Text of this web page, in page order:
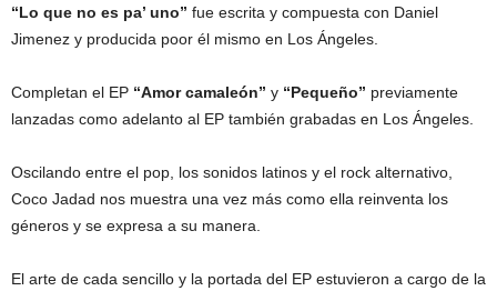
“Lo que no es pa’ uno” fue escrita y compuesta con Daniel
Jimenez y producida poor él mismo en Los Ángeles.
Completan el EP “Amor camaleón” y “Pequeño” previamente
lanzadas como adelanto al EP también grabadas en Los Ángeles.
Oscilando entre el pop, los sonidos latinos y el rock alternativo,
Coco Jadad nos muestra una vez más como ella reinventa los
géneros y se expresa a su manera.
El arte de cada sencillo y la portada del EP estuvieron a cargo de la